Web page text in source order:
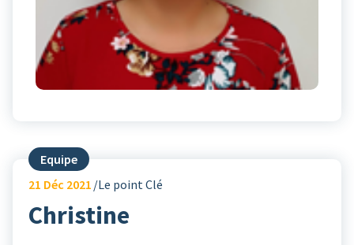
Equipe
21 Déc 2021 Le point Clé
Christine